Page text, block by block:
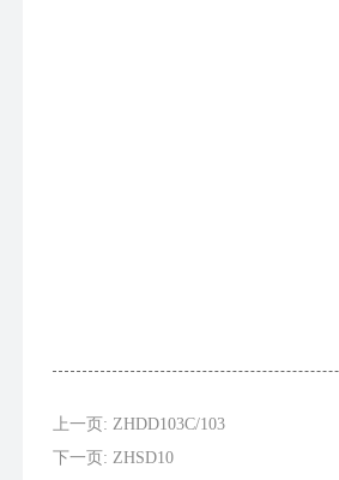
上一页: ZHDD103C/103
下一页: ZHSD10